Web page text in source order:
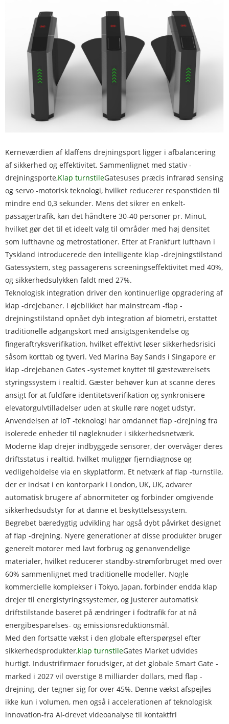
Kerneværdien af ​​klaffens drejningsport ligger i afbalancering
af sikkerhed og effektivitet. Sammenlignet med stativ -
drejningsporte,Klap turnstileGatesuses præcis infrarød sensing
og servo -motorisk teknologi, hvilket reducerer responstiden til
mindre end 0,3 sekunder. Mens det sikrer en enkelt-
passagertrafik, kan det håndtere 30-40 personer pr. Minut,
hvilket gør det til et ideelt valg til områder med høj densitet
som lufthavne og metrostationer. Efter at Frankfurt lufthavn i
Tyskland introducerede den intelligente klap -drejningstilstand
Gatessystem, steg passagerens screeningseffektivitet med 40%,
og sikkerhedsulykken faldt med 27%.
Teknologisk integration driver den kontinuerlige opgradering af
klap -drejebaner. I øjeblikket har mainstream -flap -
drejningstilstand opnået dyb integration af biometri, erstattet
traditionelle adgangskort med ansigtsgenkendelse og
fingeraftryksverifikation, hvilket effektivt løser sikkerhedsrisici
såsom korttab og tyveri. Ved Marina Bay Sands i Singapore er
klap -drejebanen Gates -systemet knyttet til gæsteværelsets
styringssystem i realtid. Gæster behøver kun at scanne deres
ansigt for at fuldføre identitetsverifikation og synkronisere
elevatorgulvtilladelser uden at skulle røre noget udstyr.
Anvendelsen af ​​IoT -teknologi har omdannet flap -drejning fra
isolerede enheder til nøgleknuder i sikkerhedsnetværk.
Moderne klap drejer indbyggede sensorer, der overvåger deres
driftsstatus i realtid, hvilket muliggør fjerndiagnose og
vedligeholdelse via en skyplatform. Et netværk af flap -turnstile,
der er indsat i en kontorpark i London, UK, UK, advarer
automatisk brugere af abnormiteter og forbinder omgivende
sikkerhedsudstyr for at danne et beskyttelsessystem.
Begrebet bæredygtig udvikling har også dybt påvirket designet
af flap -drejning. Nyere generationer af disse produkter bruger
generelt motorer med lavt forbrug og genanvendelige
materialer, hvilket reducerer standby-strømforbruget med over
60% sammenlignet med traditionelle modeller. Nogle
kommercielle komplekser i Tokyo, Japan, forbinder endda klap
drejer til energistyringssystemer, og justerer automatisk
driftstilstande baseret på ændringer i fodtrafik for at nå
energibesparelses- og emissionsreduktionsmål.
Med den fortsatte vækst i den globale efterspørgsel efter
sikkerhedsprodukter,klap turnstileGates Market udvides
hurtigt. Industrifirmaer forudsiger, at det globale Smart Gate -
marked i 2027 vil overstige 8 milliarder dollars, med flap -
drejning, der tegner sig for over 45%. Denne vækst afspejles
ikke kun i volumen, men også i accelerationen af ​​teknologisk
innovation-fra AI-drevet videoanalyse til kontaktfri